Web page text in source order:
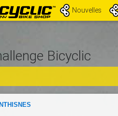
Nouvelles
Bicyclic